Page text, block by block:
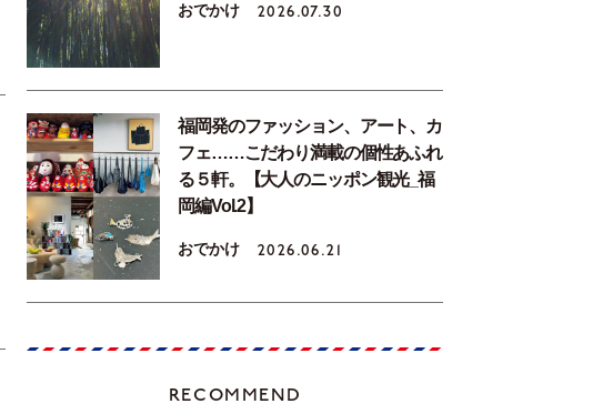
おでかけ 2026.07.30
福岡発のファッション、アート、カ
フェ……こだわり満載の個性あふれ
る５軒。【大人のニッポン観光_福
岡編Vol.2】
おでかけ 2026.06.21
RECOMMEND